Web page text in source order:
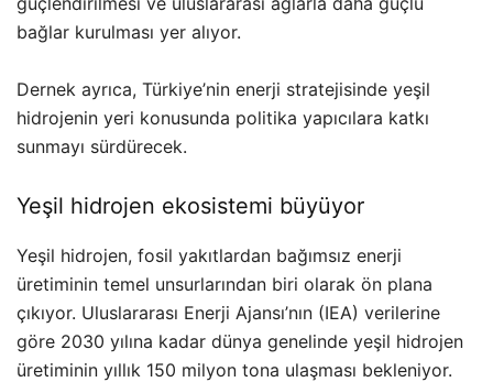
bağlar kurulması yer alıyor.
Dernek ayrıca, Türkiye’nin enerji stratejisinde yeşil
hidrojenin yeri konusunda politika yapıcılara katkı
sunmayı sürdürecek.
Yeşil hidrojen ekosistemi büyüyor
Yeşil hidrojen, fosil yakıtlardan bağımsız enerji
üretiminin temel unsurlarından biri olarak ön plana
çıkıyor. Uluslararası Enerji Ajansı’nın (IEA) verilerine
göre 2030 yılına kadar dünya genelinde yeşil hidrojen
üretiminin yıllık 150 milyon tona ulaşması bekleniyor.